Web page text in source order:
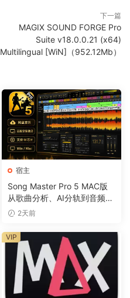
下一篇
MAGIX SOUND FORGE Pro
Suite v18.0.0.21 (x64)
Multilingual [WiN]（952.12Mb）
宿主
Song Master Pro 5 MAC版
从歌曲分析、AI分轨到音频转
MIDI的一体化音乐工具
2天前
VIP